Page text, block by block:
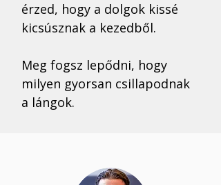
érzed, hogy a dolgok kissé
kicsúsznak a kezedből.
Meg fogsz lepődni, hogy
milyen gyorsan csillapodnak
a lángok.